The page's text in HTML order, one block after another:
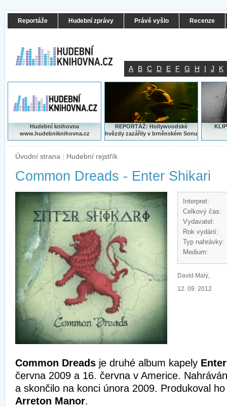
Reportáže Hudební zprávy Právě vyšlo Recenze
A B C D E F G H I J K
Hudební knihovna
www.hudebniknihovna.cz
REPORTÁŽ: Hollywoodské
hvězdy zazářily v brněnském Sonu
Úvodní strana | Hudební rejstřík
Common Dreads - Enter Shikari
Interpret:
Celkový čas:
Vydavatel:
Rok vydání:
Typ nahrávky:
Medium:
David Malý,
12. 09. 2012
Common Dreads je druhé album kapely
června 2009 a 16. června v Americe.
a skončilo na konci února 2009. Produkoval
Arreton Manor.